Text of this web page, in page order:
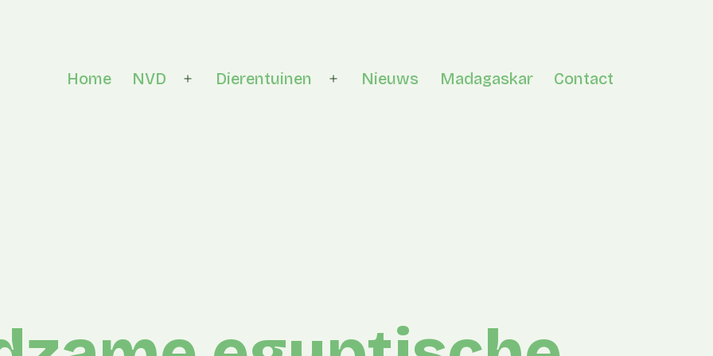
Home
NVD
Open menu
Dierentuinen
Open menu
Nieuws Madagaskar Contact